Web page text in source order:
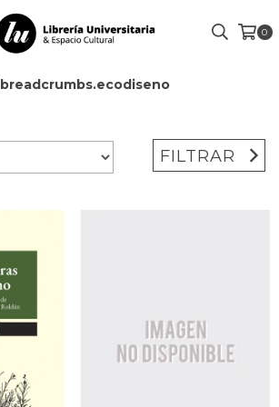
0
breadcrumbs.ecodiseno
FILTRAR